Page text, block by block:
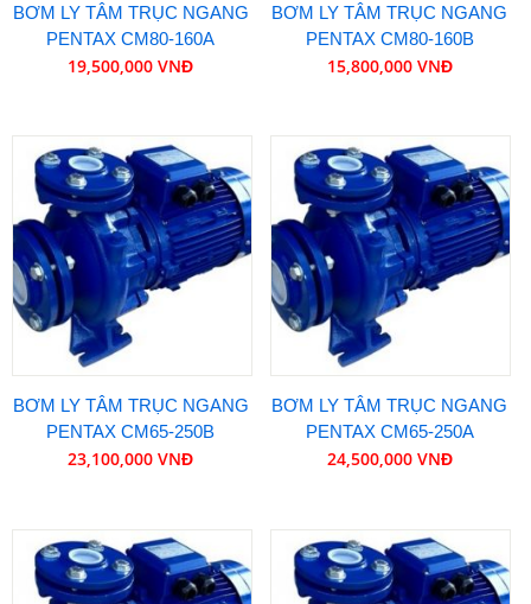
BƠM LY TÂM TRỤC NGANG
PENTAX CM80-160A
19,500,000 VNĐ
BƠM LY TÂM TRỤC NGANG
PENTAX CM80-160B
15,800,000 VNĐ
BƠM LY TÂM TRỤC NGANG
PENTAX CM65-250B
23,100,000 VNĐ
BƠM LY TÂM TRỤC NGANG
PENTAX CM65-250A
24,500,000 VNĐ